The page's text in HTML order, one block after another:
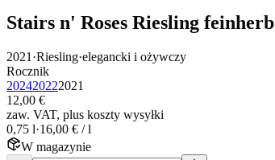
Stairs n' Roses Riesling feinherb
2021 ·Riesling·elegancki i ożywczy
Rocznik
202420222021
12,00 €
zaw. VAT, plus koszty wysyłki
0,75 l·16,00 € / l
W magazynie